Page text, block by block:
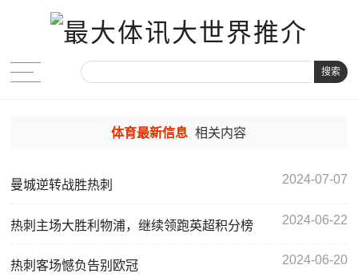
搜索
体育最新信息 相关内容
曼城逆转战胜热刺 2024-07-07
热刺主场大胜利物浦，继续领跑英超积分榜 2024-06-22
热刺客场憾负告别欧冠 2024-06-20